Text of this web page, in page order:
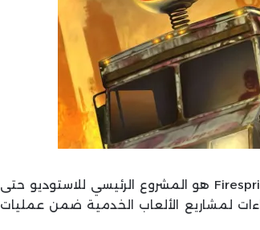
كان من المفترض أن يكون إحياء Twisted Metal المشاع من Firesprite هو المشروع الرئيسي للاستوديو حتى
لمشاريع الألعاب الخدمية ضمن عمليات